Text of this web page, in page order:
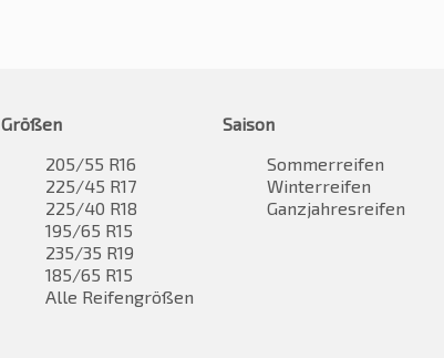
Größen
205/55 R16
225/45 R17
225/40 R18
195/65 R15
235/35 R19
185/65 R15
Alle Reifengrößen
Saison
Sommerreifen
Winterreifen
Ganzjahresreifen